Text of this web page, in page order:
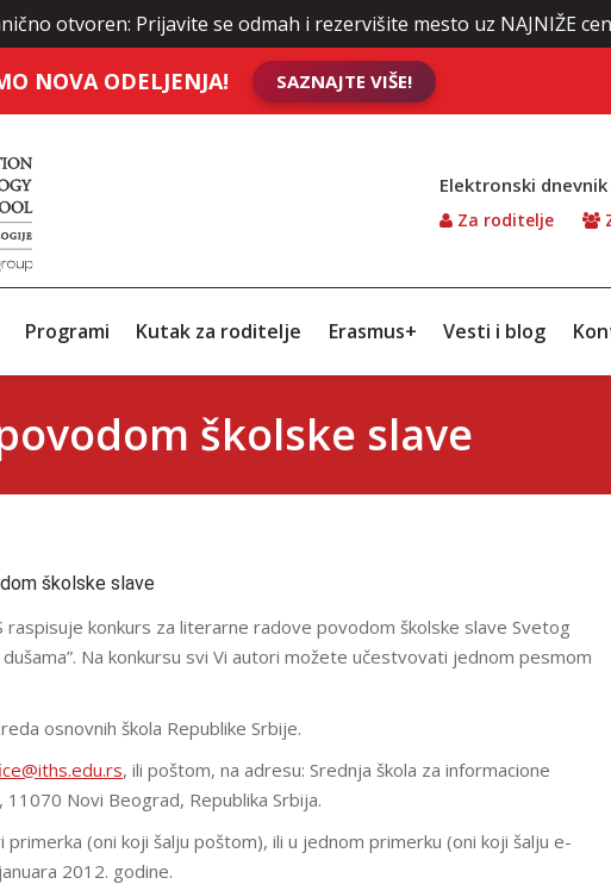
Prijavite se odmah i rezervišite mesto uz NAJNIŽE cene
NOVA ODELJENJA! SAZNAJTE VIŠE!
Elektronski dnevnik
Za roditelje
Programi Kutak za roditelje Erasmus+ Vesti i blog
školske slave
školske slave
konkurs za literarne radove povodom školske slave Svetog
Na konkursu svi Vi autori možete učestvovati jednom pesmom
osnovnih škola Republike Srbije.
, ili poštom, na adresu: Srednja škola za informacione
Novi Beograd, Republika Srbija.
(oni koji šalju poštom), ili u jednom primerku (oni koji šalju e-
2012. godine.